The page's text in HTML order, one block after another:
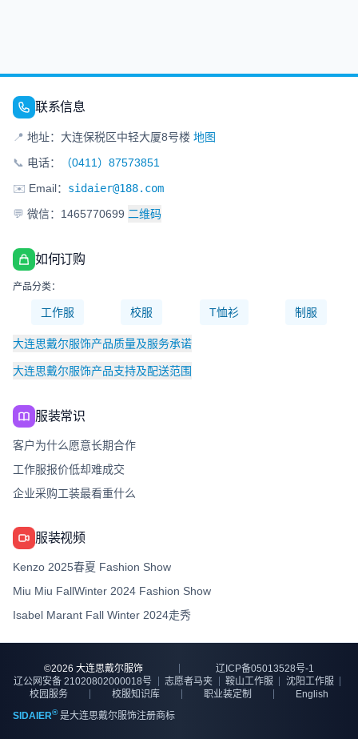
联系信息
📍 地址：大连保税区中轻大厦8号楼 地图
📞 电话：
（0411）87573851
✉️ Email： sidaier@188.com
💬 微信：1465770699 二维码
如何订购
产品分类：
工作服 校服 T恤衫 制服
大连思戴尔服饰产品质量及服务承诺
大连思戴尔服饰产品支持及配送范围
服装常识
客户为什么愿意长期合作
工作服报价低却难成交
企业采购工装最看重什么
服装视频
Kenzo 2025春夏 Fashion Show
Miu Miu FallWinter 2024 Fashion Show
Isabel Marant Fall Winter 2024走秀
©2026 大连思戴尔服饰
辽ICP备05013528号-1
辽公网安备 21020802000018号
志愿者马夹 鞍山工作服
沈阳工作服
校园服务
校服知识库 职业装定制
English
SIDAIER®是大连思戴尔服饰注册商标